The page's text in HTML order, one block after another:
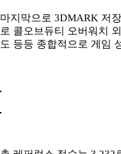
마지막으로 3DMARK 저
로 콜오브듀티 오버워치
도 등등 종합적으로 게임